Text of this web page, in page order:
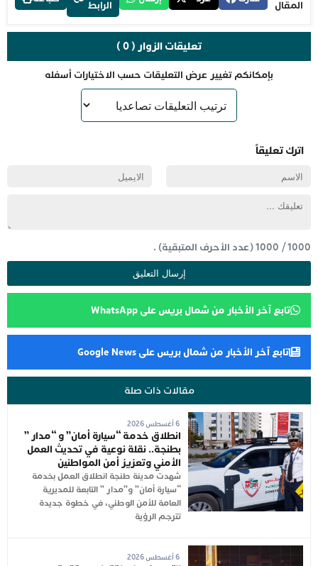
المقال
الرابط
تعليقات الزوار ( 0 )
بإمكانكم تغيير عرض التعليقات حسب الاختيارات أسفله
اترك تعليقاً
1000
/
1000(عدد الأحرف المتبقية) .
تابع آخر الأخبار من شمال بريس على WhatsApp
تابع آخر الأخبار من شمال بريس على Google News
مقالات ذات صلة
6 أغسطس 2026
انطلاق خدمة “سيارة أمان” و “مدار ”
بطنجة.. نقلة نوعية في تحديث العمل
الأمني وتعزيز أمن المواطنين
شهدت مدينة طنجة انطلاق العمل بخدمة
“سيارة أمان” و”مدار ” التابعة للمديرية
العامة للأمن الوطني، في خطوة جديدة
تترجم الرؤية
6 أغسطس 2026